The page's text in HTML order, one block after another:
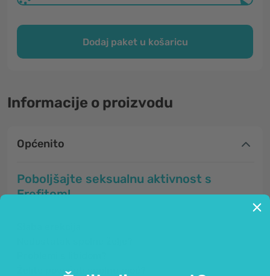
Dodaj paket u košaricu
Informacije o proizvodu
Općenito
Poboljšajte seksualnu aktivnost s
Erefitom!
Želite povećati spolnu moć?